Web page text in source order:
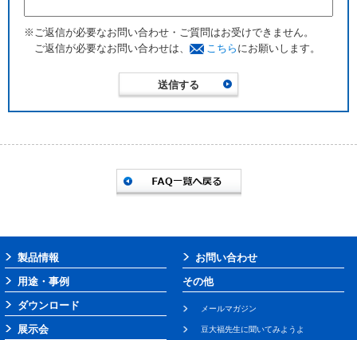
※ご返信が必要なお問い合わせ・ご質問はお受けできません。
ご返信が必要なお問い合わせは、
こちら にお願いします。
製品情報
用途・事例
ダウンロード
展示会
お問い合わせ
その他
メールマガジン
豆大福先生に聞いてみようよ